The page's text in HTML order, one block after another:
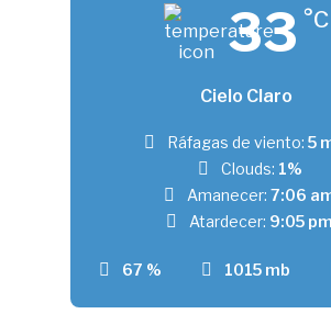
33 °C
Cielo Claro
67 % 1015 mb
Ráfagas de viento: 5
Clouds: 1%
Amanecer: 7:06
Atardecer: 9:05 pm